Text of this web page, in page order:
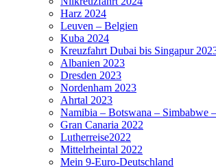
Harz 2024
Leuven – Belgien
Kuba 2024
Kreuzfahrt Dubai bis Singapur
Albanien 2023
Dresden 2023
Nordenham 2023
Ahrtal 2023
Namibia – Botswana – Simbabwe
Gran Canaria 2022
Lutherreise2022
Mittelrheintal 2022
Mein 9-Euro-Deutschland